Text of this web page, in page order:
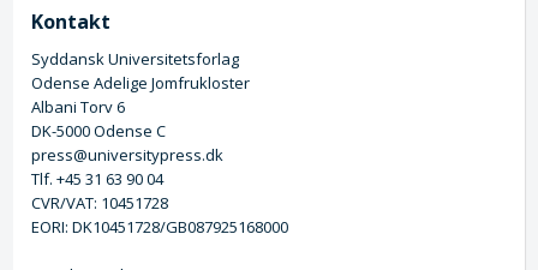
Kontakt
Syddansk Universitetsforlag
Odense Adelige Jomfrukloster
Albani Torv 6
DK-5000 Odense C
press@universitypress.dk
Tlf. +45 31 63 90 04
CVR/VAT: 10451728
EORI: DK10451728/GB087925168000